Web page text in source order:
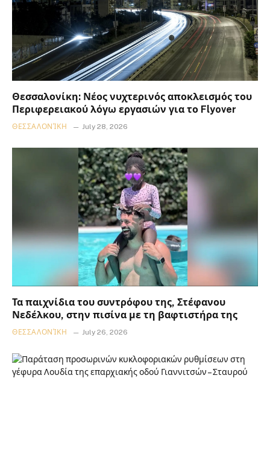
Θεσσαλονίκη: Νέος νυχτερινός αποκλεισμός του
Περιφερειακού λόγω εργασιών για το Flyover
ΘΕΣΣΑΛΟΝΊΚΗ July 28, 2026
Τα παιχνίδια του συντρόφου της, Στέφανου
Νεδέλκου, στην πισίνα με τη βαφτιστήρα της
ΘΕΣΣΑΛΟΝΊΚΗ July 26, 2026